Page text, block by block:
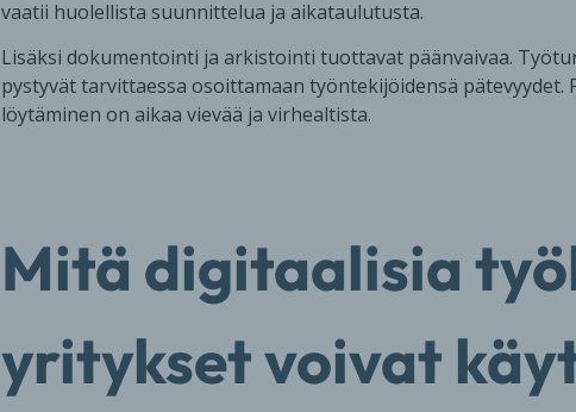
vaatii huolellista suunnittelua ja aikataulutusta.
Lisäksi dokumentointi ja arkistointi tuottavat päänvaivaa.
pystyvät tarvittaessa osoittamaan työntekijöidensä
löytäminen on aikaa vievää ja virhealtista.
Mitä digitaalisia
yritykset voivat